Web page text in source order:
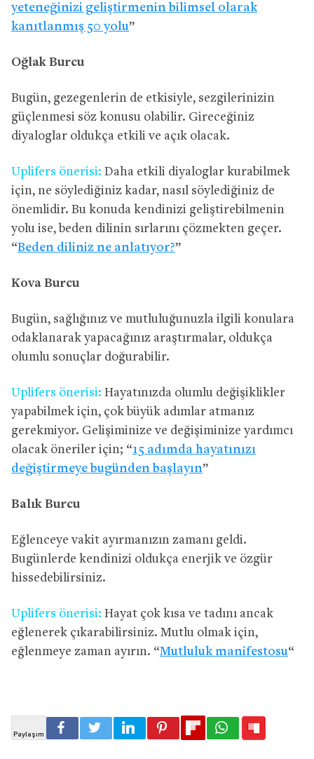
yeteneğinizi geliştirmenin bilimsel olarak
kanıtlanmış 50 yolu”
Oğlak Burcu
Bugün, gezegenlerin de etkisiyle, sezgilerinizin
güçlenmesi söz konusu olabilir. Gireceğiniz
diyaloglar oldukça etkili ve açık olacak.
Uplifers önerisi: Daha etkili diyaloglar kurabilmek
için, ne söylediğiniz kadar, nasıl söylediğiniz de
önemlidir. Bu konuda kendinizi geliştirebilmenin
yolu ise, beden dilinin sırlarını çözmekten geçer.
“Beden diliniz ne anlatıyor?”
Kova Burcu
Bugün, sağlığınız ve mutluluğunuzla ilgili konulara
odaklanarak yapacağınız araştırmalar, oldukça
olumlu sonuçlar doğurabilir.
Uplifers önerisi: Hayatınızda olumlu değişiklikler
yapabilmek için, çok büyük adımlar atmanız
gerekmiyor. Gelişiminize ve değişiminize yardımcı
olacak öneriler için; “15 adımda hayatınızı
değiştirmeye bugünden başlayın”
Balık Burcu
Eğlenceye vakit ayırmanızın zamanı geldi.
Bugünlerde kendinizi oldukça enerjik ve özgür
hissedebilirsiniz.
Uplifers önerisi: Hayat çok kısa ve tadını ancak
eğlenerek çıkarabilirsiniz. Mutlu olmak için,
eğlenmeye zaman ayırın. “Mutluluk manifestosu“